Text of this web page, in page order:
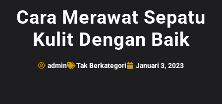
Cara Merawat Sepatu
Kulit Dengan Baik
admin Tak Berkategori Januari 3, 2023